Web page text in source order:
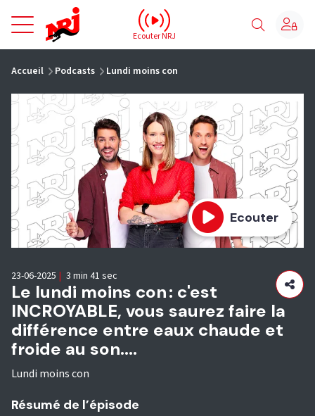
NRJ - Accueil
Ecouter NRJ
Accueil Podcasts Lundi moins con
Ecouter
Le lundi moins con : c'est
INCROYABLE, vous saurez faire la
différence entre eaux chaude et
froide au son....
Lundi moins con
23-06-2025 | 3 min 41 sec
Résumé de l’épisode